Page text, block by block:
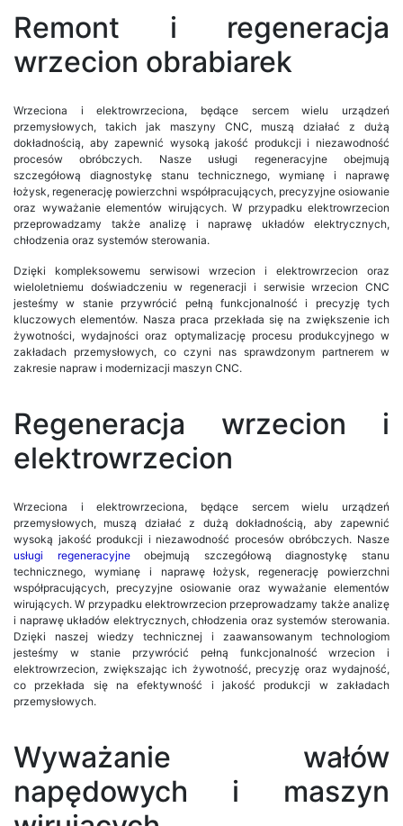
Remont i regeneracja
wrzecion obrabiarek
Wrzeciona i elektrowrzeciona, będące sercem wielu urządzeń
przemysłowych, takich jak maszyny CNC, muszą działać z dużą
dokładnością, aby zapewnić wysoką jakość produkcji i niezawodność
procesów obróbczych. Nasze usługi regeneracyjne obejmują
szczegółową diagnostykę stanu technicznego, wymianę i naprawę
łożysk, regenerację powierzchni współpracujących, precyzyjne osiowanie
oraz wyważanie elementów wirujących. W przypadku elektrowrzecion
przeprowadzamy także analizę i naprawę układów elektrycznych,
chłodzenia oraz systemów sterowania.
Dzięki kompleksowemu serwisowi wrzecion i elektrowrzecion oraz
wieloletniemu doświadczeniu w regeneracji i serwisie wrzecion CNC
jesteśmy w stanie przywrócić pełną funkcjonalność i precyzję tych
kluczowych elementów. Nasza praca przekłada się na zwiększenie ich
żywotności, wydajności oraz optymalizację procesu produkcyjnego w
zakładach przemysłowych, co czyni nas sprawdzonym partnerem w
zakresie napraw i modernizacji maszyn CNC.
Regeneracja wrzecion i
elektrowrzecion
Wrzeciona i elektrowrzeciona, będące sercem wielu urządzeń
przemysłowych, muszą działać z dużą dokładnością, aby zapewnić
wysoką jakość produkcji i niezawodność procesów obróbczych. Nasze
usługi regeneracyjneobejmują szczegółową diagnostykę stanu
technicznego, wymianę i naprawę łożysk, regenerację powierzchni
współpracujących, precyzyjne osiowanie oraz wyważanie elementów
wirujących. W przypadku elektrowrzecion przeprowadzamy także analizę
i naprawę układów elektrycznych, chłodzenia oraz systemów sterowania.
Dzięki naszej wiedzy technicznej i zaawansowanym technologiom
jesteśmy w stanie przywrócić pełną funkcjonalność wrzecion i
elektrowrzecion, zwiększając ich żywotność, precyzję oraz wydajność,
co przekłada się na efektywność i jakość produkcji w zakładach
przemysłowych.
Wyważanie wałów
napędowych i maszyn